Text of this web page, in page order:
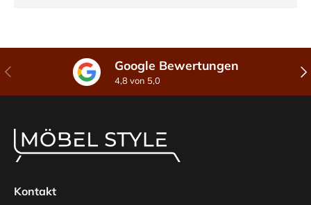
Vorherige Google Bewertungen
4,8 von 5,0
Kontakt